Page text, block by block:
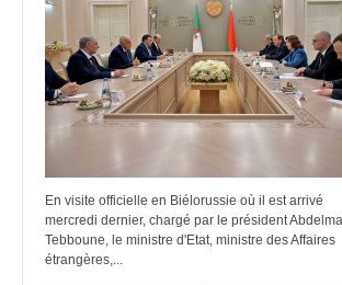
En visite officielle en Biélorussie où il est arrivé
mercredi dernier, chargé par le président
Tebboune, le ministre d'Etat, ministre des Affaires
étrangères,...